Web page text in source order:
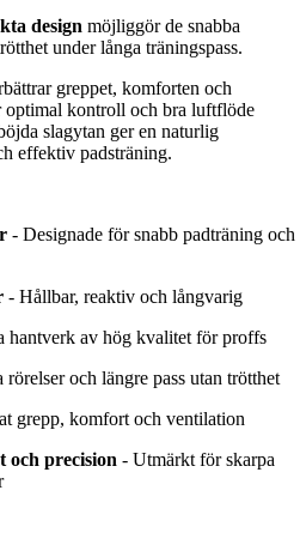
design möjliggör de snabba
under långa träningspass.
greppet, komforten och
optimal kontroll och bra luftflöde
slagytan ger en naturlig
effektiv padsträning.
- Designade för snabb padträning och
- Hållbar, reaktiv och långvarig
hantverk av hög kvalitet för proffs
och längre pass utan trötthet
grepp, komfort och ventilation
och precision - Utmärkt för skarpa